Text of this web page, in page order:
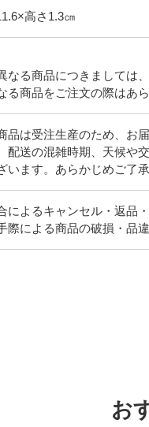
高さ1.3㎝
る商品につきましては、
る商品をご注文の際はあ
品は受注生産のため、お
送の混雑時期、天候や
います。あらかじめご了承
によるキャンセル・返品
による商品の破損・品
お